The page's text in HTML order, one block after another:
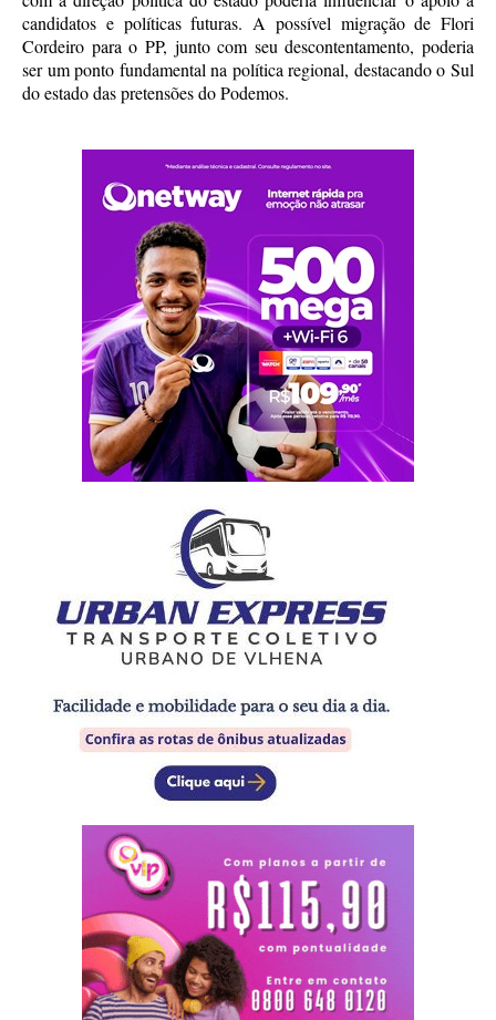
candidatos e políticas futuras. A possível migração de Flori
Cordeiro para o PP, junto com seu descontentamento, poderia
ser um ponto fundamental na política regional, destacando o Sul
do estado das pretensões do Podemos.